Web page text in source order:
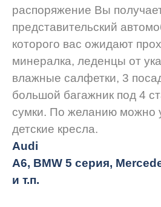
распоряжение Вы
представительский
которого вас ожидают
минералка, леденцы от
влажные салфетки, 3
большой багажник под 4
сумки. По желанию можно
детские кресла.
Audi
A6, BMW 5 серия,
и т.п.